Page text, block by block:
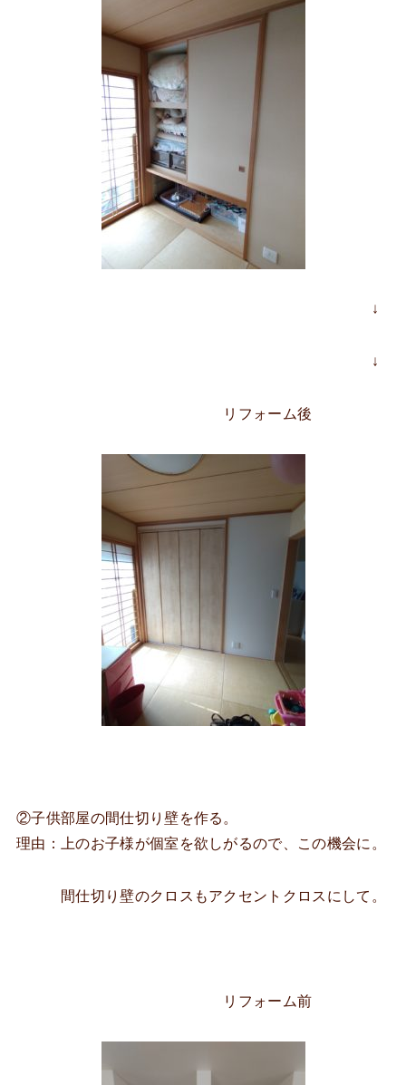
↓
↓
リフォーム後
②子供部屋の間仕切り壁を作る。
理由：上のお子様が個室を欲しがるので、この機会に。
間仕切り壁のクロスもアクセントクロスにして。
リフォーム前